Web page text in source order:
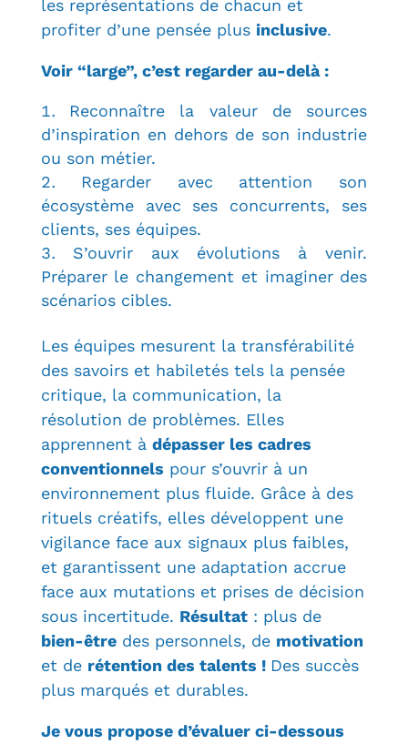
les représentations de chacun et
profiter d’une pensée plus inclusive.
Voir “large”, c’est regarder au-delà :
Reconnaître la valeur de sources
d’inspiration en dehors de son industrie
ou son métier.
Regarder avec attention son
écosystème avec ses concurrents, ses
clients, ses équipes.
S’ouvrir aux évolutions à venir.
Préparer le changement et imaginer des
scénarios cibles.
Les équipes mesurent la transférabilité
des savoirs et habiletés tels la pensée
critique, la communication, la
résolution de problèmes. Elles
apprennent à dépasser les cadres
conventionnels pour s’ouvrir à un
environnement plus fluide. Grâce à des
rituels créatifs, elles développent une
vigilance face aux signaux plus faibles,
et garantissent une adaptation accrue
face aux mutations et prises de décision
sous incertitude. Résultat: plus de
bien-êtredes personnels, de motivation
et de rétention des talents ! Des succès
plus marqués et durables.
Je vous propose d’évaluer ci-dessous